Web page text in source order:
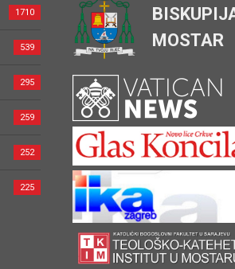
1710
539
295
259
252
225
MOSTAR